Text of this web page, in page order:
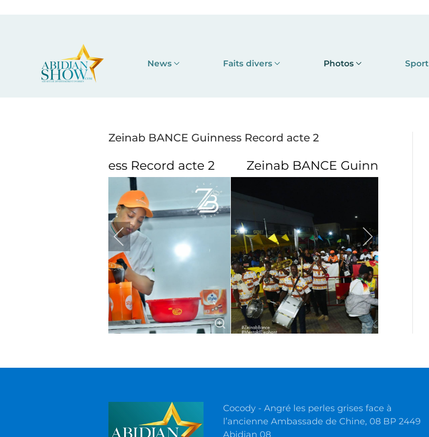
News Faits divers Photos Sport
Zeinab BANCE Guinness Record acte 2
Zeinab BANCE Guinness Record acte 2
Cocody - Angré les perles grises face à
l’ancienne Ambassade de Chine, 08 BP 2449
Abidjan 08